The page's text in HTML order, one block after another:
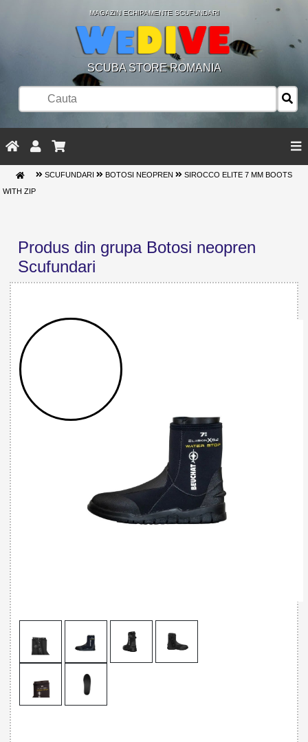
MAGAZIN ECHIPAMENTE SCUFUNDARI
SCUBA STORE ROMANIA
SCUFUNDARI BOTOSI NEOPREN SIROCCO ELITE 7 MM BOOTS
WITH ZIP
Produs din grupa Botosi neopren
Scufundari